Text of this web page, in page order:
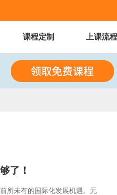
课程定制 上课流程
了！
所未有的国际化发展机遇。无